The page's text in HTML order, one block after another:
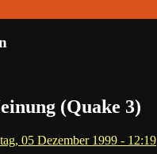
(Quake 3)
05 Dezember 1999 - 12:19